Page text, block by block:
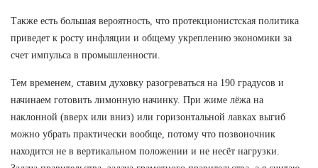
Также есть большая вероятность, что протекционистская политика
приведет к росту инфляции и общему укреплению экономики за
счет импульса в промышленности.
Тем временем, ставим духовку разогреваться на 190 градусов и
начинаем готовить лимонную начинку. При жиме лёжа на
наклонной (вверх или вниз) или горизонтальной лавках выгиб
можно убрать практически вообще, потому что позвоночник
находится не в вертикальном положении и не несёт нагрузки.